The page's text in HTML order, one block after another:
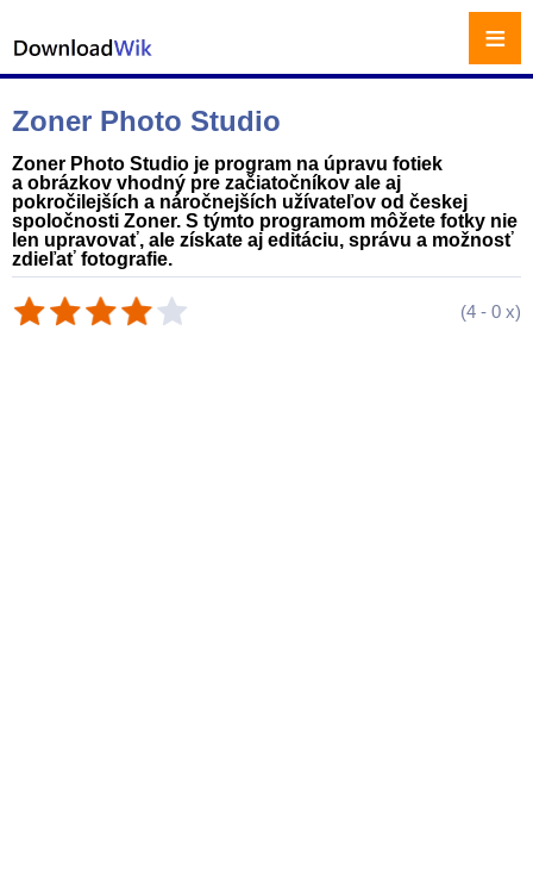
Zoner Photo Studio
Zoner Photo Studio je program na úpravu fotiek
a obrázkov vhodný pre začiatočníkov ale aj
pokročilejších a náročnejších užívateľov od českej
spoločnosti Zoner. S týmto programom môžete fotky nie
len upravovať, ale získate aj editáciu, správu a možnosť
zdieľať fotografie.
(4 - 0 x)
≡